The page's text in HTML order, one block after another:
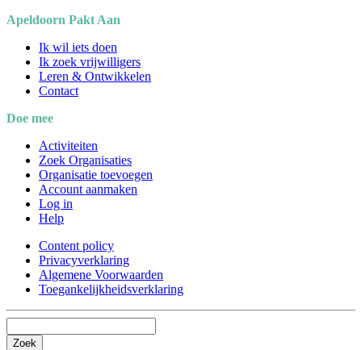
Apeldoorn Pakt Aan
Ik wil iets doen
Ik zoek vrijwilligers
Leren & Ontwikkelen
Contact
Doe mee
Activiteiten
Zoek Organisaties
Organisatie toevoegen
Account aanmaken
Log in
Help
Content policy
Privacyverklaring
Algemene Voorwaarden
Toegankelijkheidsverklaring
Zoek